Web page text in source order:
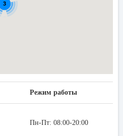
3
Режим работы
Пн-Пт: 08:00-20:00